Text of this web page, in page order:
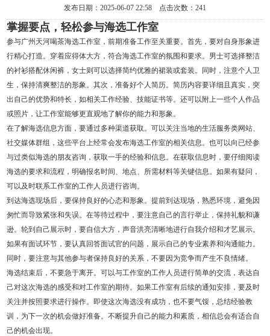
发布日期：2025-06-07 22:58 点击次数：241
掌握要点，轻松参与海选工作室
参与广州天河喝茶海选工作室，前期准备工作至关重要。首先，要对自身形象进
行精心打造。穿着应得体大方，符合海选工作室的氛围和要求。男士可选择整洁
的衬衫搭配休闲裤，女士则可以选择简约优雅的裙装或套装。同时，注意个人卫
生，保持清爽整洁的形象。其次，准备好个人简历。简历内容要详细且真实，突
出自己的优势和特长，如相关工作经验、技能证书等。还可以附上一些个人作品
或照片，让工作室能够更直观地了解你的能力和形象。
在了解海选信息方面，要通过多种渠道获取。可以关注当地的生活服务类网站、
社交媒体群组，这些平台上经常会发布海选工作室的相关信息。也可以向已经参
与过类似海选的朋友咨询，获取一手的经验和信息。在获取信息时，要仔细阅读
海选的要求和流程，明确报名时间、地点、所需材料等关键信息。如果有疑问，
可以及时联系工作室的工作人员进行咨询。
到达海选现场后，要保持良好的心态和形象。提前到达现场，熟悉环境，避免因
匆忙而导致紧张和失误。在等待过程中，要注意自己的言行举止，保持礼貌和谦
逊。轮到自己展示时，要自信大方，声音洪亮清晰地进行自我介绍和才艺展示。
如果有面试环节，要认真回答面试官的问题，展示自己的专业素养和沟通能力。
同时，要注意与其他参与者保持良好的关系，不要因为竞争而产生不良情绪。
海选结束后，不要急于离开。可以与工作室的工作人员进行简单的交流，表达自
己对这次海选的感受和对工作室的期待。如果工作室有后续的通知安排，要及时
关注并按照要求进行操作。即使这次海选没有成功，也不要气馁，总结经验教
训，为下一次的机会做好准备。不断提升自己的能力和素质，相信总会有适合自
己的机会出现。